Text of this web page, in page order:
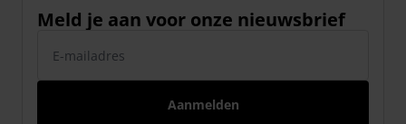
Meld je aan voor onze nieuwsbrief
Aanmelden